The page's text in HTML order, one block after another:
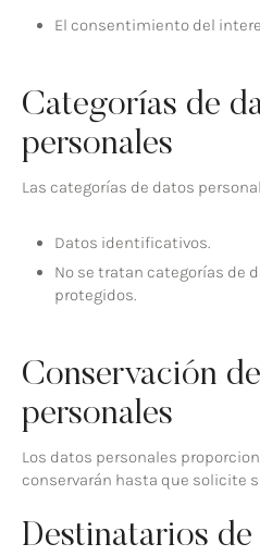
El consentimiento del
Categorías de
personales
Las categorías de datos
Datos identificativos.
No se tratan categorías de
protegidos.
Conservación
personales
Los datos personales
conservarán hasta que solicite
Destinatarios de